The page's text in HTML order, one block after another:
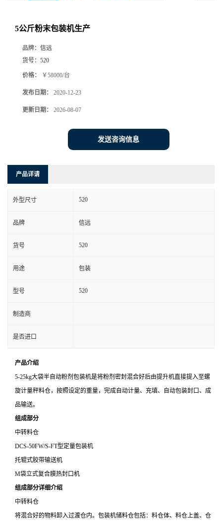
5公斤粉末包装机生产
品牌： 信远
货号： 520
价格： ￥58000/台
发布日期： 2020-12-23
更新日期： 2026-08-07
发送咨询信息
产品详请
外型尺寸 520
品牌 信远
货号 520
用途 包装
型号 520
制造商
是否进口
产品介绍
5-25kg大袋半自动粉剂包装机是将粉剂密封混合好后由提升机直接提入至螺
旋计量秤料仓，按照设定的重量，完成自动计量、充填、自动包装封口、成
品输送。
组成部分
中转料仓
DCS-50FW/S-FT型定量包装机
托辊式胶带输送机
M袋立式复合膜热封口机
组成部分详细介绍
中转料仓
将混合好的物料卸入过渡仓内。包装机储料仓包括：料仓体、料仓上盖、仓